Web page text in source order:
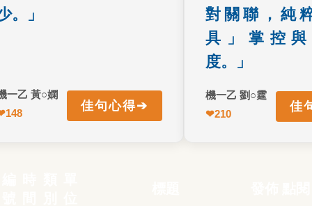
。」
乙 黃○嫻
148
佳句心得➔
機一乙 黃○嫻
對關聯，純
具」掌控與
度。」
機一乙 劉○霆
❤210
佳